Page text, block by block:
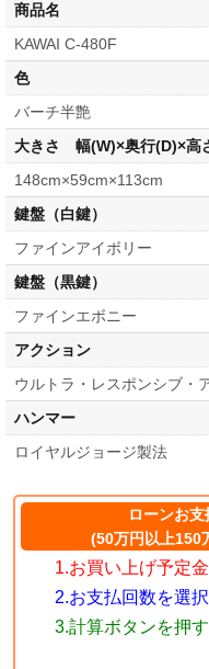
商品名
KAWAI C-480F
色
バーチ半艶
大きさ 幅(W)×奥行(D)×高
148cm×59cm×113cm
鍵盤（白鍵）
ファインアイボリー
鍵盤（黒鍵）
ファインエボニー
アクション
ウルトラ・レスポンシブ・
ハンマー
ロイヤルジョージ製法
ローンお
(50万円以上150
1.お買い上げ予定
2.お支払回数を選択
3.計算ボタンを押す